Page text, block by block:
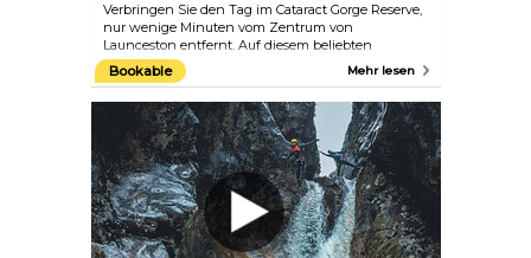
Verbringen Sie den Tag im Cataract Gorge Reserve,
nur wenige Minuten vom Zentrum von
Launceston entfernt. Auf diesem beliebten
städtischen Spielplatz gibt es Pfaue und Wallabys,
Klettermöglichkeiten und ein Schwimmbad.
Folgen Sie einem Pfad entlang der Felswand und
blicken Sie hinunter auf den South Esk River. Auf
der schattigen Nordseite, den so genannten Cliff
Grounds, befindet sich ein viktorianischer Garten
mit Farnen und exotischen Pflanzen. Gehen Sie
über die Fußgängerbrücke und fahren Sie mit dem
Sessellift über den Fluss.
Bookable Mehr lesen